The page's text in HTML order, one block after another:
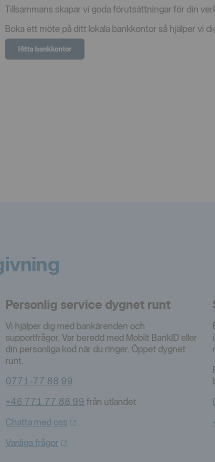
Tillsammans skapar vi goda förutsättningar för din
Boka ett möte på ditt lokala bankkontor så hjälper vi
Hitta bankkontor
Personlig service dygnet runt
Vi hjälper dig med bankärenden och
supportfrågor. Var beredd med Mobilt BankID eller
din personliga kod när du ringer. Öppet dygnet
runt.
0771-77 88 99
+46 771 77 88 99 från utlandet
Chatta med oss
Vanligafrågor